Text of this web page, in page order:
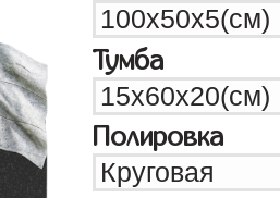
Тумба
Полировка